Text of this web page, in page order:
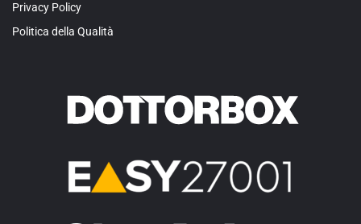
Privacy Policy
Politica della Qualità